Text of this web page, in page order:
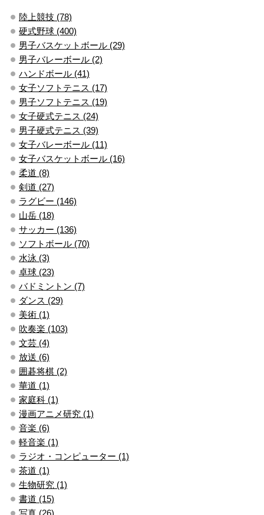
陸上競技 (78)
硬式野球 (400)
男子バスケットボール (29)
男子バレーボール (2)
ハンドボール (41)
女子ソフトテニス (17)
男子ソフトテニス (19)
女子硬式テニス (24)
男子硬式テニス (39)
女子バレーボール (11)
女子バスケットボール (16)
柔道 (8)
剣道 (27)
ラグビー (146)
山岳 (18)
サッカー (136)
ソフトボール (70)
水泳 (3)
卓球 (23)
バドミントン (7)
ダンス (29)
美術 (1)
吹奏楽 (103)
文芸 (4)
放送 (6)
囲碁将棋 (2)
華道 (1)
家庭科 (1)
漫画アニメ研究 (1)
音楽 (6)
軽音楽 (1)
ラジオ・コンピューター (1)
茶道 (1)
生物研究 (1)
書道 (15)
写真 (26)